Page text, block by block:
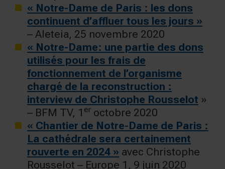
« Notre-Dame de Paris : les dons
continuent d’affluer tous les jours »
– Aleteia, 25 novembre 2020
« Notre-Dame: une partie des dons
utilisés pour les frais de
fonctionnement de l’organisme
chargé de la reconstruction :
interview de Christophe Rousselot »
– BFM TV, 1 er octobre 2020
« Chantier de Notre-Dame de Paris :
La cathédrale sera certainement
rouverte en 2024 » avec Christophe
Rousselot – Europe 1, 9 juin 2020